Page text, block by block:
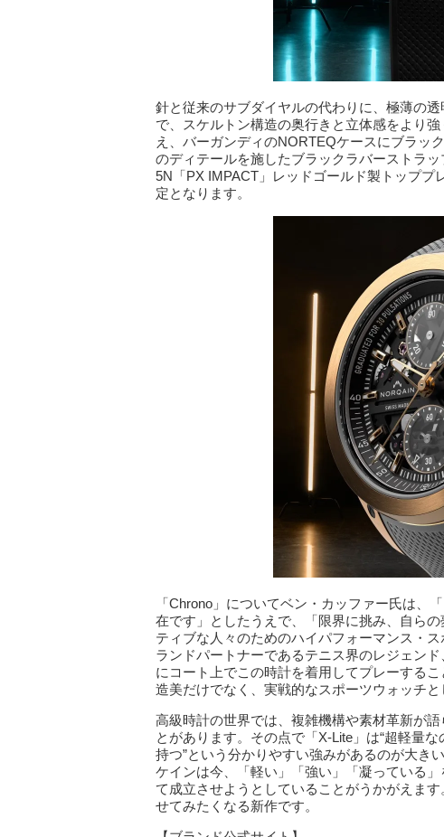
針と従来のサブダイヤルの代わりに、極薄の
で、スケルトン構造の奥行きと立体感をより
え、バーガンディのNORTEQケースにブラッ
のディテールを施したブラックラバーストラ
5N「PX IMPACT」レッドゴールド製トッププ
定となります。
「Chrono」についてベン・カッファー氏は、
在です」としたうえで、「限界に挑み、自ら
ティブな人々のためのハイパフォーマンス・
ランドパートナーであるテニス界のレジェン
にコート上でこの時計を着用してプレーする
造美だけでなく、実戦的なスポーツウォッチ
高級時計の世界では、複雑機構や素材革新が
とがあります。その点で「X-Lite」は“超軽量
持つ”という分かりやすい強みがあるのが大き
ケインは今、「軽い」「強い」「凝っている
て成立させようとしていることがうかがえま
せてみたくなる新作です。